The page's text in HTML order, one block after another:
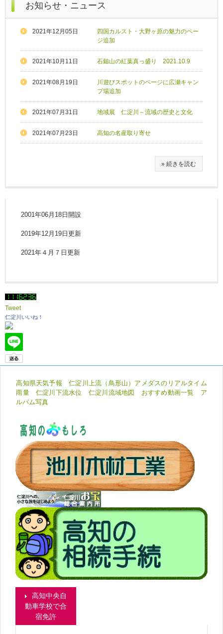
お知らせ・ニュース
2021年12月05日
四国カルスト・大野ヶ原の魅力のペー
ジ追加
2021年10月11日 石鎚山の紅葉真っ盛り 2021.10.9
2021年08月19日
川遊びスポットのページに広瀬キャン
プ場追加
2021年07月31日 地域展 仁淀川～流域の歴史と文化
2021年07月23日 高知の名産取り寄せ
» 続きを読む
2001年06月18日開設
2019年12月19日更新
2021年４月７日更新
Tweet
仁淀川いいね！
高知県天気予報
仁淀川上流（鳥形山）アメダスのリアルタイム
雨量
仁淀川下流水位 仁淀川流域地図 おすすめ動画一覧
ア
ルバム写真
高知中央自
動車学校で合
宿免許